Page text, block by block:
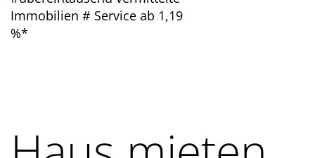
Immobilien # Service ab 1,19
%*